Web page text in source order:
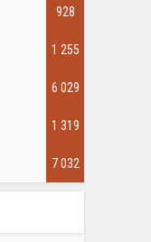
928
1 255
6 029
1 319
7 032